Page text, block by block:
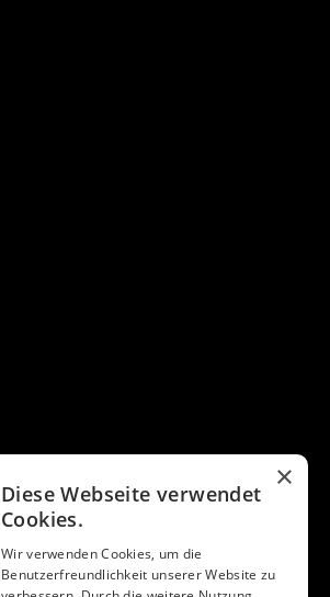
×
Diese Webseite verwendet
Cookies.
Wir verwenden Cookies, um die
Benutzerfreundlichkeit unserer Website zu